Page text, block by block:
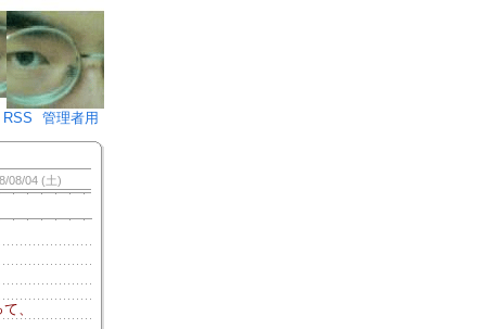
♪)÷2
RSS 管理者用
08/04 (土)
、